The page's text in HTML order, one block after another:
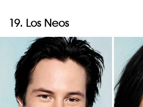
19. Los Neos